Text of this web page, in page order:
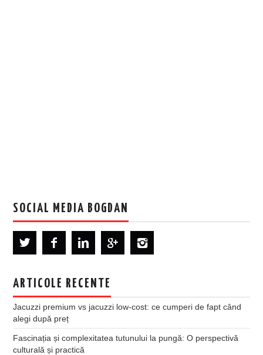
SOCIAL MEDIA BOGDAN
ARTICOLE RECENTE
Jacuzzi premium vs jacuzzi low-cost: ce cumperi de fapt când
alegi după preț
Fascinația și complexitatea tutunului la pungă: O perspectivă
culturală și practică